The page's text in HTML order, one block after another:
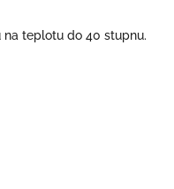
teplotu do 40 stupnu.